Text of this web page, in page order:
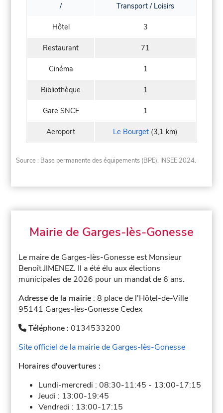
/ Transport / Loisirs
Hôtel 3
Restaurant 71
Cinéma 1
Bibliothèque 1
Gare SNCF 1
Aeroport Le Bourget (3,1 km)
Source : Base permanente des équipements (BPE), INSEE 2024.
Mairie de Garges-lès-Gonesse
Le maire de Garges-lès-Gonesse est Monsieur
Benoît JIMENEZ. Il a été élu aux élections
municipales de 2026 pour un mandat de 6 ans.
Adresse de la mairie : 8 place de l'Hôtel-de-Ville
95141 Garges-lès-Gonesse Cedex
Téléphone :0134533200
Site officiel de la mairie de Garges-lès-Gonesse
Horaires d'ouvertures :
Lundi-mercredi :08:30-11:45 - 13:00-17:15
Jeudi : 13:00-19:45
Vendredi : 13:00-17:15